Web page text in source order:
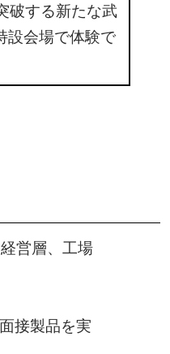
破する新たな武
設会場で体験で
営層、工場
接製品を実